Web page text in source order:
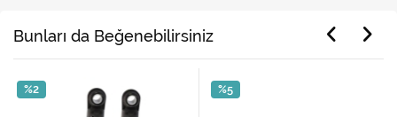
Bunları da Beğenebilirsiniz
%2 %5